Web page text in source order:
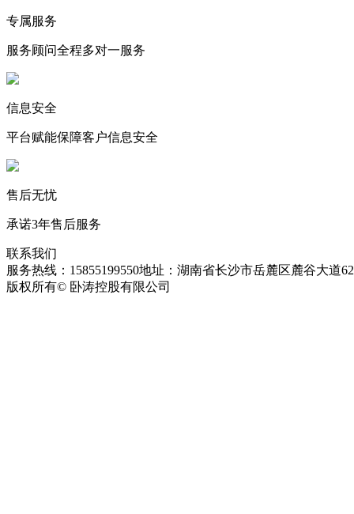
专属服务
服务顾问全程多对一服务
信息安全
平台赋能保障客户信息安全
售后无忧
承诺3年售后服务
联系我们
服务热线：15855199550地址：湖南省长沙市岳麓区麓谷大道
版权所有© 卧涛控股有限公司